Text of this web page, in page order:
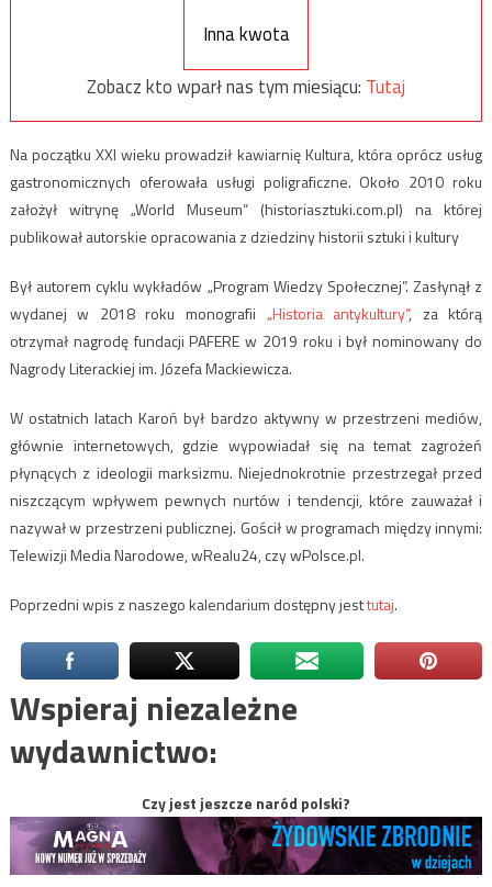
Inna kwota
Zobacz kto wparł nas tym miesiącu: Tutaj
Na początku XXI wieku prowadził kawiarnię Kultura, która oprócz usług
gastronomicznych oferowała usługi poligraficzne. Około 2010 roku
założył witrynę „World Museum” (historiasztuki.com.pl) na której
publikował autorskie opracowania z dziedziny historii sztuki i kultury
Był autorem cyklu wykładów „Program Wiedzy Społecznej”. Zasłynął z
wydanej w 2018 roku monografii „Historia antykultury”, za którą
otrzymał nagrodę fundacji PAFERE w 2019 roku i był nominowany do
Nagrody Literackiej im. Józefa Mackiewicza.
W ostatnich latach Karoń był bardzo aktywny w przestrzeni mediów,
głównie internetowych, gdzie wypowiadał się na temat zagrożeń
płynących z ideologii marksizmu. Niejednokrotnie przestrzegał przed
niszczącym wpływem pewnych nurtów i tendencji, które zauważał i
nazywał w przestrzeni publicznej. Gościł w programach między innymi:
Telewizji Media Narodowe, wRealu24, czy wPolsce.pl.
Poprzedni wpis z naszego kalendarium dostępny jesttutaj.
Wspieraj niezależne
wydawnictwo:
Czy jest jeszcze naród polski?